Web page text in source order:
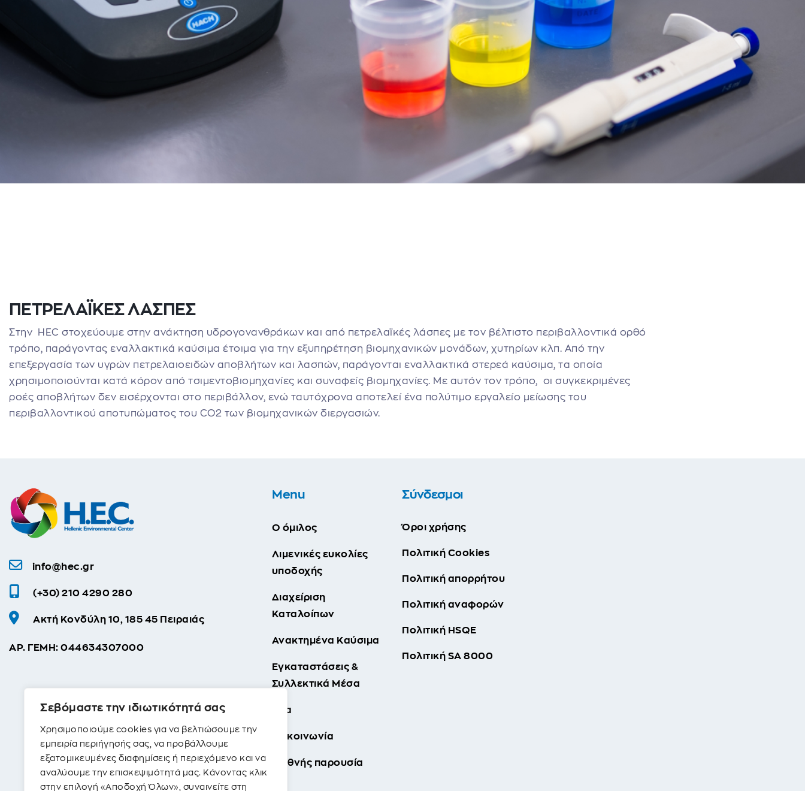
Σεβόμαστε την ιδιωτικότητά σας
Χρησιμοποιούμε cookies για να βελτιώσουμε την
εμπειρία περιήγησής σας, να προβάλλουμε
εξατομικευμένες διαφημίσεις ή περιεχόμενο και να
αναλύουμε την επισκεψιμότητά μας. Κάνοντας κλικ
στην επιλογή «Αποδοχή Όλων», συναινείτε στη
ΠΕΤΡΕΛΑΪΚΕΣ ΛΑΣΠΕΣ
Στην HEC στοχεύουμε στην ανάκτηση υδρογονανθράκων και από πετρελαϊκές λάσπες με τον βέλτιστο περιβαλλοντικά ορθό
τρόπο, παράγοντας εναλλακτικά καύσιμα έτοιμα για την εξυπηρέτηση βιομηχανικών μονάδων, χυτηρίων κλπ. Από την
επεξεργασία των υγρών πετρελαιοειδών αποβλήτων και λασπών, παράγονται εναλλακτικά στερεά καύσιμα, τα οποία
χρησιμοποιούνται κατά κόρον από τσιμεντοβιομηχανίες και συναφείς βιομηχανίες. Με αυτόν τον τρόπο, οι συγκεκριμένες
ροές αποβλήτων δεν εισέρχονται στο περιβάλλον, ενώ ταυτόχρονα αποτελεί ένα πολύτιμο εργαλείο μείωσης του
περιβαλλοντικού αποτυπώματος του CO2 των βιομηχανικών διεργασιών.
info@hec.gr
(+30) 210 4290 280
Ακτή Κονδύλη 10, 185 45 Πειραιάς
ΑΡ. ΓΕΜΗ: 044634307000
Menu
Ο όμιλος
Λιμενικές ευκολίες
υποδοχής
Διαχείριση
Καταλοίπων
Ανακτημένα Καύσιμα
Εγκαταστάσεις &
Συλλεκτικά Μέσα
Νέα
Επικοινωνία
Διεθνής παρουσία
Σύνδεσμοι
Όροι χρήσης
Πολιτική Cookies
Πολιτική απορρήτου
Πολιτική αναφορών
Πολιτική HSQE
Πολιτική SA 8000